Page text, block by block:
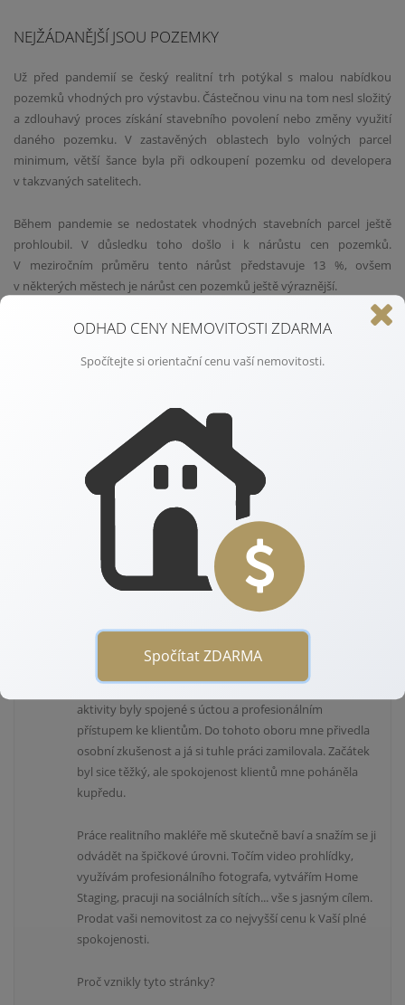
NEJŽÁDANĚJŠÍ JSOU POZEMKY
Už před pandemií se český realitní trh potýkal s malou nabídkou
pozemků vhodných pro výstavbu. Částečnou vinu na tom nesl složitý
a zdlouhavý proces získání stavebního povolení nebo změny využití
daného pozemku. V zastavěných oblastech bylo volných parcel
minimum, větší šance byla při odkoupení pozemku od developera
v takzvaných satelitech.
Během pandemie se nedostatek vhodných stavebních parcel ještě
prohloubil. V důsledku toho došlo i k nárůstu cen pozemků.
V meziročním průměru tento nárůst představuje 13 %, ovšem
v některých městech je nárůst cen pozemků ještě výraznější.
REKREACE VE VLASTNÍM
České obyvatele pandemie posunula více do přírody. Častěji cestují
preferencí dochází i při výběru rodinných domů. S rozšířením
možnosti práce z domu už kupující nemají strach zakoupit nemovitost
dále od města. Řada objektů, které byly původně určené k rekreaci, se
tak proměňuje na trvalé bydlení. Poptávka je po nemovitostech
v klidných lokalitách, ale s dobrou dopravní obslužností.
Pocházím z malé vesnice Tlumačov u Domažlic, kam
jsem se po letech opět vrátila. Obdivuji velká města, ale
klid na vesnici prostě miluji
V realitách jsem od roku 2020. I mé předchozí pracovní
aktivity byly spojené s úctou a profesionálním
přístupem ke klientům. Do tohoto oboru mne přivedla
osobní zkušenost a já si tuhle práci zamilovala. Začátek
byl sice těžký, ale spokojenost klientů mne poháněla
kupředu.
Práce realitního makléře mě skutečně baví a snažím se ji
odvádět na špičkové úrovni. Točím video prohlídky,
využívám profesionálního fotografa, vytvářím Home
Staging, pracuji na sociálních sítích... vše s jasným cílem.
Prodat vaši nemovitost za co nejvyšší cenu k Vaší plné
spokojenosti.
Proč vznikly tyto stránky?
ODHAD CENY NEMOVITOSTI ZDARMA
Spočítejte si orientační cenu vaší nemovitosti.
Spočítat ZDARMA